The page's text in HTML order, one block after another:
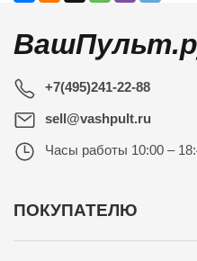
+7(495)241-22-88
sell@vashpult.ru
Часы работы 10:00 –
ПОКУПАТЕЛЮ